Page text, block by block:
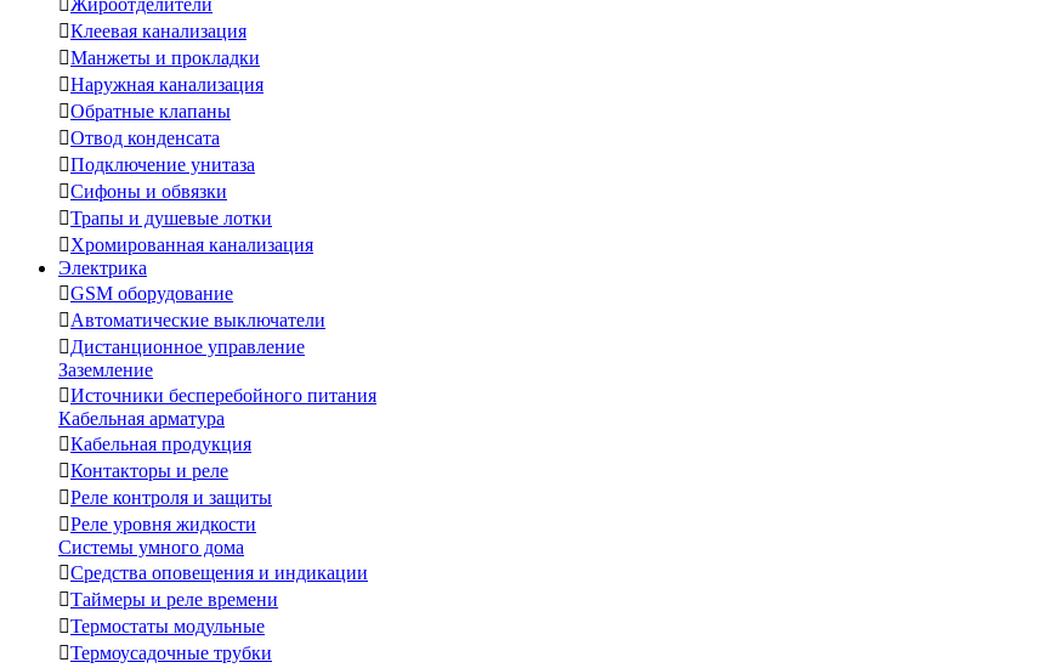
Жироотделители
Клеевая канализация
Манжеты и прокладки
Наружная канализация
Обратные клапаны
Отвод конденсата
Подключение унитаза
Сифоны и обвязки
Трапы и душевые лотки
Хромированная канализация
Электрика
GSM оборудование
Автоматические выключатели
Дистанционное управление
Заземление
Источники бесперебойного питания
Кабельная арматура
Кабельная продукция
Контакторы и реле
Реле контроля и защиты
Реле уровня жидкости
Системы умного дома
Средства оповещения и индикации
Таймеры и реле времени
Термостаты модульные
Термоусадочные трубки